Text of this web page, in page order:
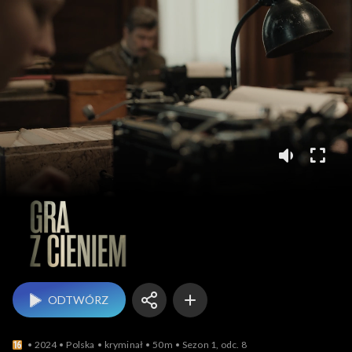
Gra z Cieniem
ODTWÓRZ
2024 Polska kryminał 50m Sezon 1, odc. 8